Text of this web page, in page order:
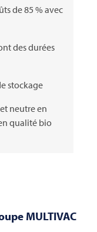
de 85 % avec
des durées
stockage
neutre en
qualité bio
MULTIVAC